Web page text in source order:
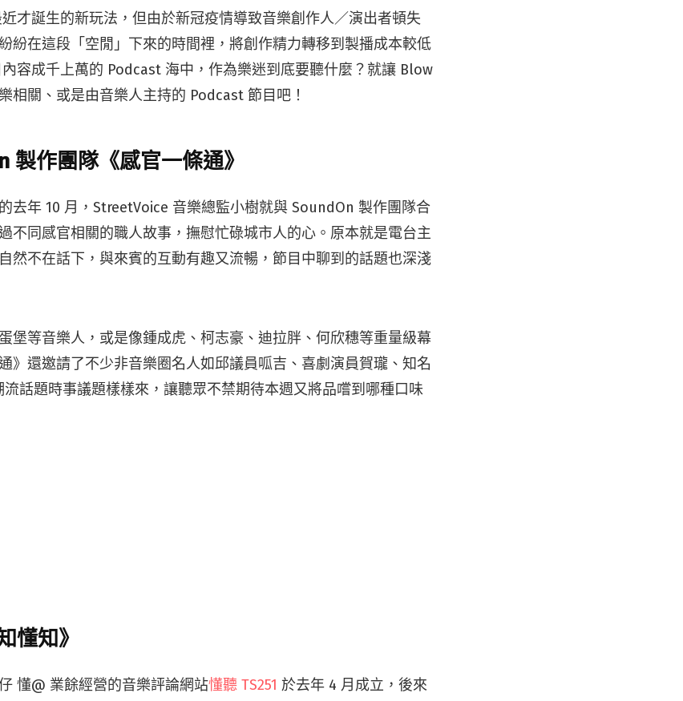
才誕生的新玩法，但由於新冠疫情導致音樂創作人／演出者頓失
紛在這段「空閒」下來的時間裡，將創作精力轉移到製播成本較低
容成千上萬的 Podcast 海中，作為樂迷到底要聽什麼？就讓 Blow
相關、或是由音樂人主持的 Podcast 節目吧！
製作團隊《感官一條通》
去年 10 月，StreetVoice 音樂總監小樹就與 SoundOn 製作團隊合
不同感官相關的職人故事，撫慰忙碌城市人的心。原本就是電台主
然不在話下，與來賓的互動有趣又流暢，節目中聊到的話題也深淺
堡等音樂人，或是像鍾成虎、柯志豪、迪拉胖、何欣穗等重量級幕
》還邀請了不少非音樂圈名人如邱議員呱吉、喜劇演員賀瓏、知名
話題時事議題樣樣來，讓聽眾不禁期待本週又將品嚐到哪種口味
懂知》
懂@ 業餘經營的音樂評論網站懂聽 TS251 於去年 4 月成立，後來